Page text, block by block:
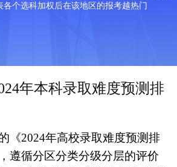
各个选科加权后在该地区的报考越热门
年本科录取难度预测排
《2024年高校录取难度预测排
遵循分区分类分级分层的评价